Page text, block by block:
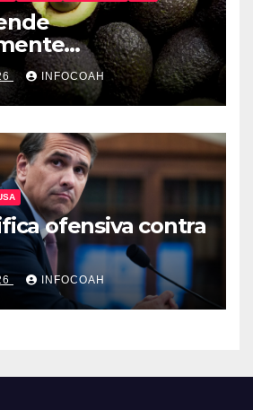
de aguacate
INFOCOAH
ofensiva contra
INFOCOAH